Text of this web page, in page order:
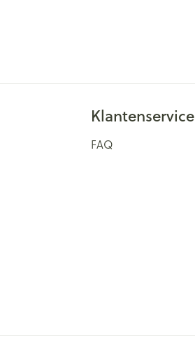
Klantenservice
FAQ